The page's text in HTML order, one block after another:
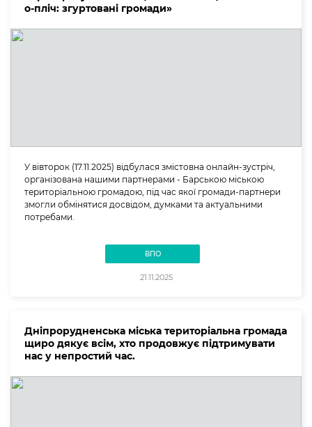
о-пліч: згуртовані громади»
У вівторок (17.11.2025) відбулася змістовна онлайн-зустріч,
організована нашими партнерами - Барською міською
територіальною громадою, під час якої громади-партнери
змогли обмінятися досвідом, думками та актуальними
потребами.
ВПО
21.11.2025
Дніпрорудненська міська територіальна громада
щиро дякує всім, хто продовжує підтримувати
нас у непростий час.